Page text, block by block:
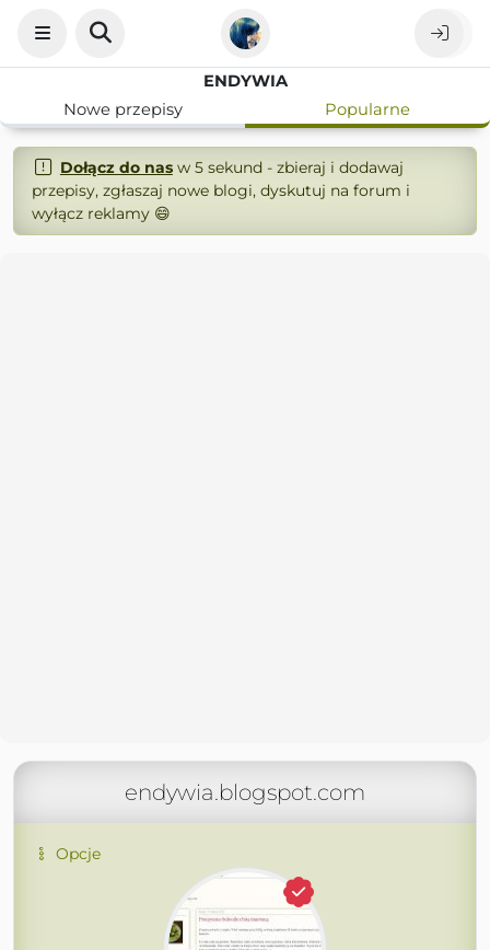
ENDYWIA
Nowe przepisy
Popularne
Dołącz do nasw 5 sekund - zbieraj i dodawaj
przepisy, zgłaszaj nowe blogi, dyskutuj na forum i
wyłącz reklamy 😄
endywia.blogspot.com
Opcje